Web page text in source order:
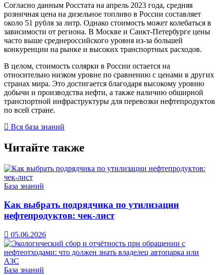
Согласно данным Росстата на апрель 2023 года, средняя
розничная цена на дизельное топливо в России составляет
около 51 рубля за литр. Однако стоимость может колебаться в
зависимости от региона. В Москве и Санкт-Петербурге цены
часто выше среднероссийского уровня из-за большей
конкуренции на рынке и высоких транспортных расходов.
В целом, стоимость солярки в России остается на
относительно низком уровне по сравнению с ценами в других
странах мира. Это достигается благодаря высокому уровню
добычи и производства нефти, а также наличию обширной
транспортной инфраструктуры для перевозки нефтепродуктов
по всей стране.
Вся база знаний
Читайте также
База знаний
Как выбрать подрядчика по утилизации
нефтепродуктов: чек-лист
05.06.2026
База знаний